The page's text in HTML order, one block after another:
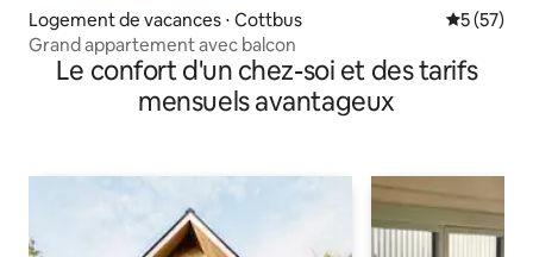
Logement de vacances ⋅ Cottbus
5 (57)
Grand appartement avec balcon
Le confort d'un chez-soi et des tarifs
mensuels avantageux